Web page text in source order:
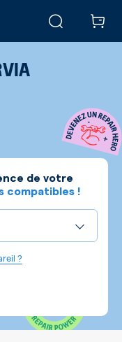
de votre
compatibles !
?